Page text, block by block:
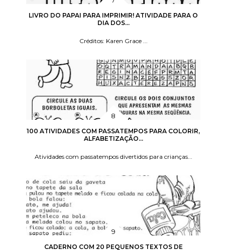
LIVRO DO PAPAI PARA IMPRIMIR! ATIVIDADE PARA O
DIA DOS...
Créditos: Karen Grace ...
100 ATIVIDADES COM PASSATEMPOS PARA COLORIR,
ALFABETIZAÇÃO...
Atividades com passatempos divertidos para crianças...
CADERNO COM 20 PEQUENOS TEXTOS DE